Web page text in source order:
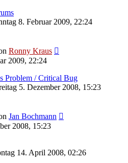
8. Februar 2009, 22:24
Ronny Kraus
2009, 22:24
Problem / Critical Bug
5. Dezember 2008, 15:23
Jan Bochmann
2008, 15:23
14. April 2008, 02:26